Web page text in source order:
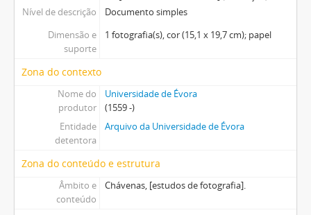
Nível de descrição
Documento simples
Dimensão e
suporte
1 fotografia(s), cor (15,1 x 19,7 cm); papel
Zona do contexto
Nome do
produtor
Universidade de Évora
(1559 -)
Entidade
detentora
Arquivo da Universidade de Évora
Zona do conteúdo e estrutura
Âmbito e
conteúdo
Chávenas, [estudos de fotografia].